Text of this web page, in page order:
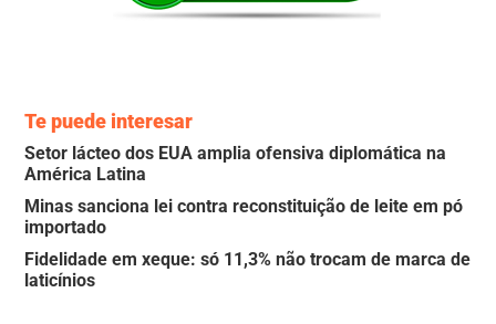
Te puede interesar
Setor lácteo dos EUA amplia ofensiva diplomática na
América Latina
Minas sanciona lei contra reconstituição de leite em pó
importado
Fidelidade em xeque: só 11,3% não trocam de marca de
laticínios